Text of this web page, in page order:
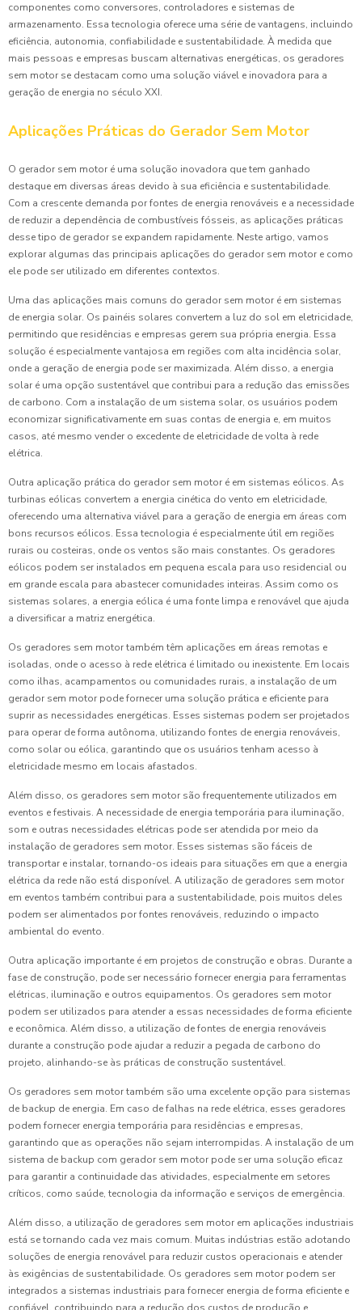
componentes como conversores, controladores e sistemas de
armazenamento. Essa tecnologia oferece uma série de vantagens, incluindo
eficiência, autonomia, confiabilidade e sustentabilidade. À medida que
mais pessoas e empresas buscam alternativas energéticas, os geradores
sem motor se destacam como uma solução viável e inovadora para a
geração de energia no século XXI.
Aplicações Práticas do Gerador Sem Motor
O gerador sem motor é uma solução inovadora que tem ganhado
destaque em diversas áreas devido à sua eficiência e sustentabilidade.
Com a crescente demanda por fontes de energia renováveis e a necessidade
de reduzir a dependência de combustíveis fósseis, as aplicações práticas
desse tipo de gerador se expandem rapidamente. Neste artigo, vamos
explorar algumas das principais aplicações do gerador sem motor e como
ele pode ser utilizado em diferentes contextos.
Uma das aplicações mais comuns do gerador sem motor é em sistemas
de energia solar. Os painéis solares convertem a luz do sol em eletricidade,
permitindo que residências e empresas gerem sua própria energia. Essa
solução é especialmente vantajosa em regiões com alta incidência solar,
onde a geração de energia pode ser maximizada. Além disso, a energia
solar é uma opção sustentável que contribui para a redução das emissões
de carbono. Com a instalação de um sistema solar, os usuários podem
economizar significativamente em suas contas de energia e, em muitos
casos, até mesmo vender o excedente de eletricidade de volta à rede
elétrica.
Outra aplicação prática do gerador sem motor é em sistemas eólicos. As
turbinas eólicas convertem a energia cinética do vento em eletricidade,
oferecendo uma alternativa viável para a geração de energia em áreas com
bons recursos eólicos. Essa tecnologia é especialmente útil em regiões
rurais ou costeiras, onde os ventos são mais constantes. Os geradores
eólicos podem ser instalados em pequena escala para uso residencial ou
em grande escala para abastecer comunidades inteiras. Assim como os
sistemas solares, a energia eólica é uma fonte limpa e renovável que ajuda
a diversificar a matriz energética.
Os geradores sem motor também têm aplicações em áreas remotas e
isoladas, onde o acesso à rede elétrica é limitado ou inexistente. Em locais
como ilhas, acampamentos ou comunidades rurais, a instalação de um
gerador sem motor pode fornecer uma solução prática e eficiente para
suprir as necessidades energéticas. Esses sistemas podem ser projetados
para operar de forma autônoma, utilizando fontes de energia renováveis,
como solar ou eólica, garantindo que os usuários tenham acesso à
eletricidade mesmo em locais afastados.
Além disso, os geradores sem motor são frequentemente utilizados em
eventos e festivais. A necessidade de energia temporária para iluminação,
som e outras necessidades elétricas pode ser atendida por meio da
instalação de geradores sem motor. Esses sistemas são fáceis de
transportar e instalar, tornando-os ideais para situações em que a energia
elétrica da rede não está disponível. A utilização de geradores sem motor
em eventos também contribui para a sustentabilidade, pois muitos deles
podem ser alimentados por fontes renováveis, reduzindo o impacto
ambiental do evento.
Outra aplicação importante é em projetos de construção e obras. Durante a
fase de construção, pode ser necessário fornecer energia para ferramentas
elétricas, iluminação e outros equipamentos. Os geradores sem motor
podem ser utilizados para atender a essas necessidades de forma eficiente
e econômica. Além disso, a utilização de fontes de energia renováveis
durante a construção pode ajudar a reduzir a pegada de carbono do
projeto, alinhando-se às práticas de construção sustentável.
Os geradores sem motor também são uma excelente opção para sistemas
de backup de energia. Em caso de falhas na rede elétrica, esses geradores
podem fornecer energia temporária para residências e empresas,
garantindo que as operações não sejam interrompidas. A instalação de um
sistema de backup com gerador sem motor pode ser uma solução eficaz
para garantir a continuidade das atividades, especialmente em setores
críticos, como saúde, tecnologia da informação e serviços de emergência.
Além disso, a utilização de geradores sem motor em aplicações industriais
está se tornando cada vez mais comum. Muitas indústrias estão adotando
soluções de energia renovável para reduzir custos operacionais e atender
às exigências de sustentabilidade. Os geradores sem motor podem ser
integrados a sistemas industriais para fornecer energia de forma eficiente e